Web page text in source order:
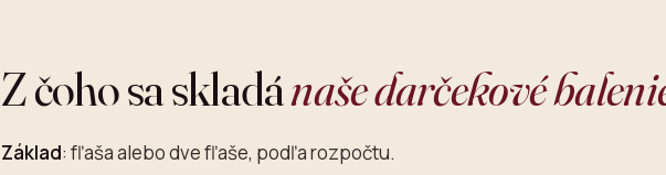
Z čoho sa skladánaše darčekové
Základ: fľaša alebo dve fľaše, podľa rozpočtu.